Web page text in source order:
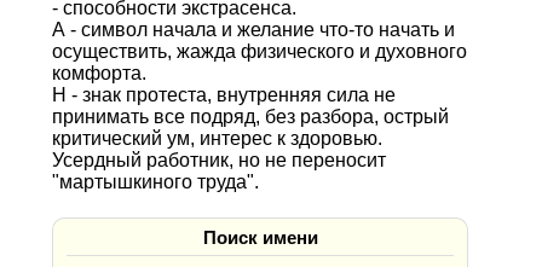
- способности экстрасенса.
А - символ начала и желание что-то начать и
осуществить, жажда физического и духовного
комфорта.
Н - знак протеста, внутренняя сила не
принимать все подряд, без разбора, острый
критический ум, интерес к здоровью.
Усердный работник, но не переносит
"мартышкиного труда".
Поиск имени